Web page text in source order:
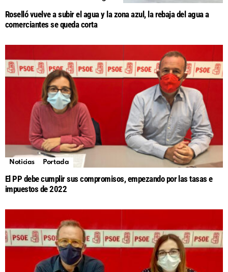
Roselló vuelve a subir el agua y la zona azul, la rebaja del agua a
comerciantes se queda corta
Noticias Portada
El PP debe cumplir sus compromisos, empezando por las tasas e
impuestos de 2022